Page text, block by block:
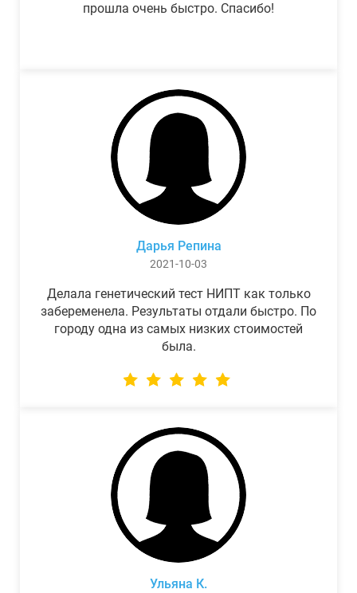
прошла очень быстро. Спасибо!
Дарья Репина
2021-10-03
Делала генетический тест НИПТ как только
забеременела. Результаты отдали быстро. По
городу одна из самых низких стоимостей
была.
Ульяна К.